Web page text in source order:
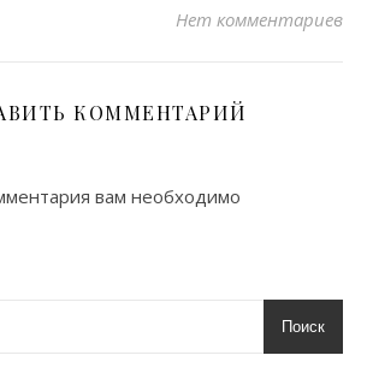
Нет комментариев
КОММЕНТАРИЙ
вам необходимо
Поиск